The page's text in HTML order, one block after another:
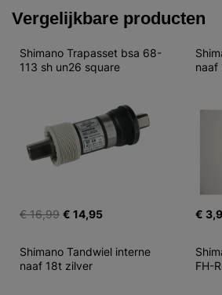
Vergelijkbare producten
Shimano Trapasset bsa 68-
113 sh un26 square
€ 16,99 € 14,95
naaf
€
Shimano Tandwiel interne
naaf 18t zilver
FH-